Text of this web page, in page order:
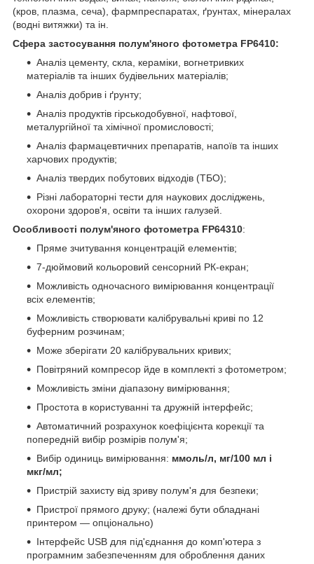
(кров, плазма, сеча), фармпреспаратах, ґрунтах, мінералах
(водні витяжки) та ін.
Сфера застосування полум'яного фотометра FP6410:
Аналіз цементу, скла, кераміки, вогнетривких
матеріалів та інших будівельних матеріалів;
Аналіз добрив і ґрунту;
Аналіз продуктів гірськодобувної, нафтової,
металургійної та хімічної промисловості;
Аналіз фармацевтичних препаратів, напоїв та інших
харчових продуктів;
Аналіз твердих побутових відходів (ТБО);
Різні лабораторні тести для наукових досліджень,
охорони здоров'я, освіти та інших галузей.
Особливості полум'яного фотометра FP64310:
Пряме зчитування концентрацій елементів;
7-дюймовий кольоровий сенсорний РК-екран;
Можливість одночасного вимірювання концентрації
всіх елементів;
Можливість створювати калібрувальні криві по 12
буферним розчинам;
Може зберігати 20 калібрувальних кривих;
Повітряний компресор йде в комплекті з фотометром;
Можливість зміни діапазону вимірювання;
Простота в користуванні та дружній інтерфейс;
Автоматичний розрахунок коефіцієнта корекції та
попередній вибір розмірів полум'я;
Вибір одиниць вимірювання: ммоль/л, мг/100 мл і
мкг/мл;
Пристрій захисту від зриву полум'я для безпеки;
Пристрої прямого друку; (належі бути обладнані
принтером — опціонально)
Інтерфейс USB для під'єднання до комп'ютера з
програмним забезпеченням для оброблення даних